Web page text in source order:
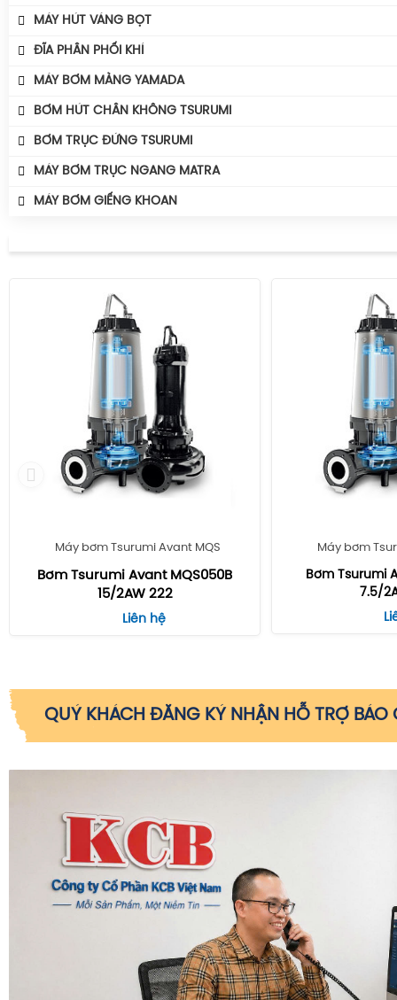
Máy Bơm Tsurumi Avant MQG
Phụ Kiện Bơm Tsurumi
Máy Thổi Khí Công Suất
Máy Thổi Khí Turbo
Máy Khuấy Chìm Tsurumi
Máy Sục Khí Chìm Tsurumi Ber
Máy Sục Khí Chìm Tsurumi TRN
MÁY HÚT VÁNG BỌT
ĐĨA PHÂN PHỐI KHÍ
MÁY BƠM MÀNG YAMADA
BƠM HÚT CHÂN KHÔNG TSURUMI
BƠM TRỤC ĐỨNG TSURUMI
MÁY BƠM TRỤC NGANG MATRA
MÁY BƠM GIẾNG KHOAN
Máy bơm Tsurumi Avant MQS
Bơm Tsurumi Avant MQS050B
15/2AW 222
Liên hệ
Máy bơm
Bơm Tsurumi
7.5/
QUÝ KHÁCH ĐĂNG KÝ NHẬN HỖ TRỢ BÁO